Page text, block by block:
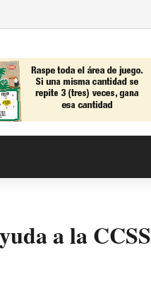
a la CCSS